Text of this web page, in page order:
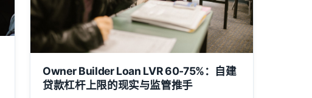
Owner Builder Loan LVR 60-75%：自建
贷款杠杆上限的现实与监管推手